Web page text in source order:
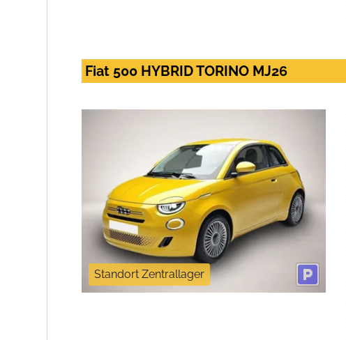
Fiat 500 HYBRID TORINO MJ26
Standort Zentrallager